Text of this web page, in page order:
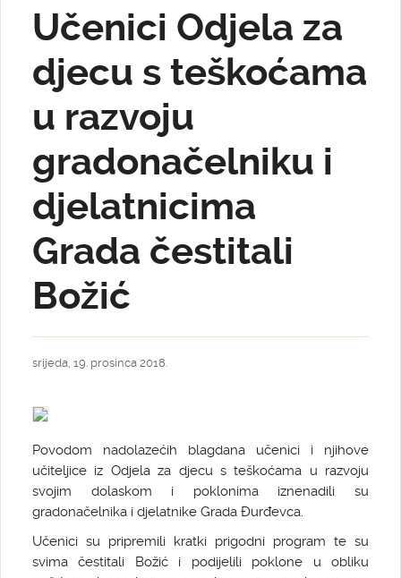
Učenici Odjela za
djecu s teškoćama
u razvoju
gradonačelniku i
djelatnicima
Grada čestitali
Božić
srijeda, 19. prosinca 2018.
Povodom nadolazećih blagdana učenici i njihove
učiteljice iz Odjela za djecu s teškoćama u razvoju
svojim dolaskom i poklonima iznenadili su
gradonačelnika i djelatnike Grada Đurđevca.
Učenici su pripremili kratki prigodni program te su
svima čestitali Božić i podijelili poklone u obliku